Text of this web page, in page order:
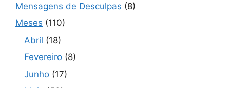
Mensagens de Desculpas (8)
Meses (110)
Abril (18)
Fevereiro (8)
Junho (17)